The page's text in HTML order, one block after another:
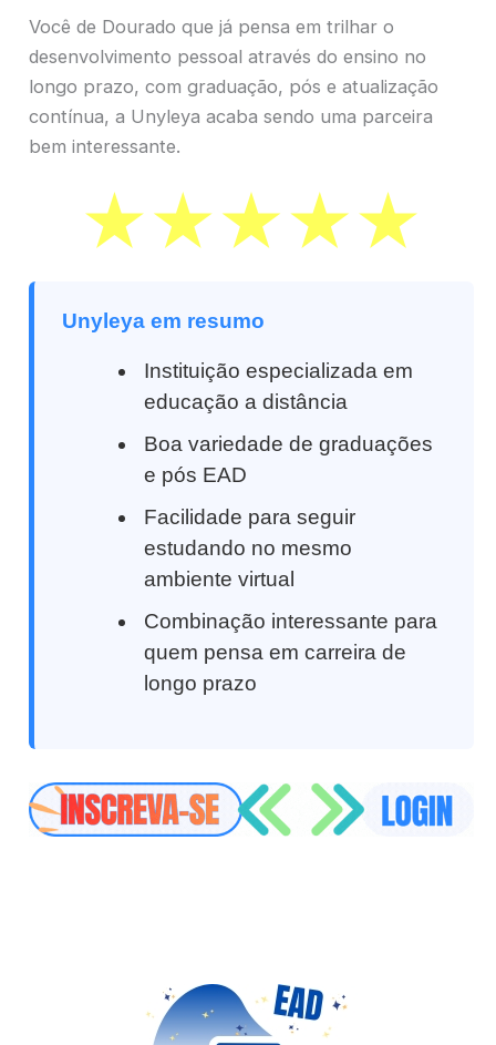
Você de Dourado que já pensa em trilhar o
desenvolvimento pessoal através do ensino no
longo prazo, com graduação, pós e atualização
contínua, a Unyleya acaba sendo uma parceira
bem interessante.
Unyleya em resumo
Instituição especializada em
educação a distância
Boa variedade de graduações
e pós EAD
Facilidade para seguir
estudando no mesmo
ambiente virtual
Combinação interessante para
quem pensa em carreira de
longo prazo